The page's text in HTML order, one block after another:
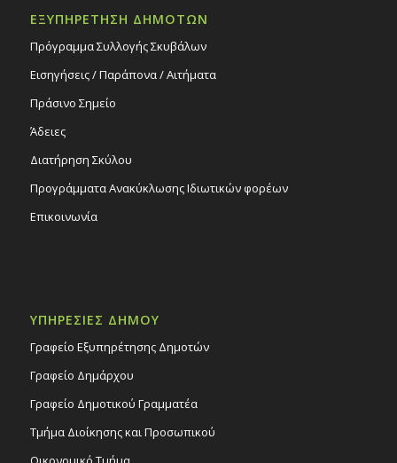
ΕΞΥΠΗΡΕΤΗΣΗ ΔΗΜΟΤΩΝ
Πρόγραμμα Συλλογής Σκυβάλων
Εισηγήσεις / Παράπονα / Αιτήματα
Πράσινο Σημείο
Άδειες
Διατήρηση Σκύλου
Προγράμματα Ανακύκλωσης Ιδιωτικών φορέων
Επικοινωνία
ΥΠΗΡΕΣΙΕΣ ΔΗΜΟΥ
Γραφείο Εξυπηρέτησης Δημοτών
Γραφείο Δημάρχου
Γραφείο Δημοτικού Γραμματέα
Τμήμα Διοίκησης και Προσωπικού